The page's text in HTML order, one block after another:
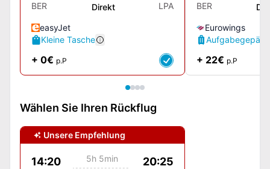
BER
Direkt
LPA
easyJet
Kleine Tasche
+ 0€ p.P
BER
Eurowings
Aufgabegepäck
+ 22€ p.P
Wählen Sie Ihren Rückflug
Unsere Empfehlung
14:20
5h 5min
20:25